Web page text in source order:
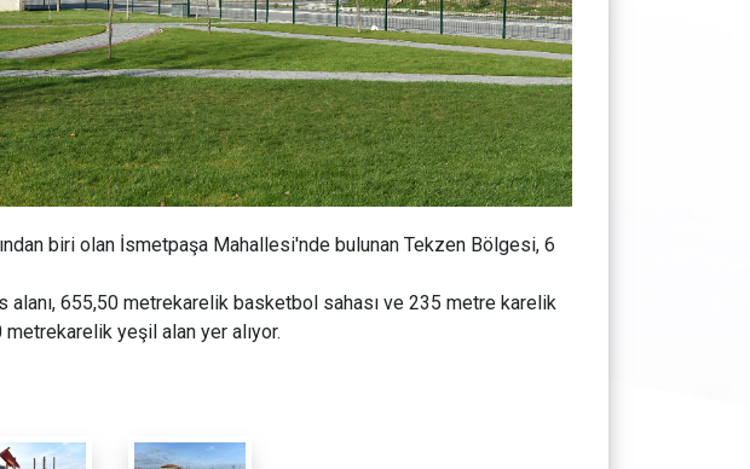
biri olan İsmetpaşa Mahallesi'nde bulunan Tekzen Bölgesi, 6
655,50 metrekarelik basketbol sahası ve 235 metre karelik
metrekarelik yeşil alan yer alıyor.